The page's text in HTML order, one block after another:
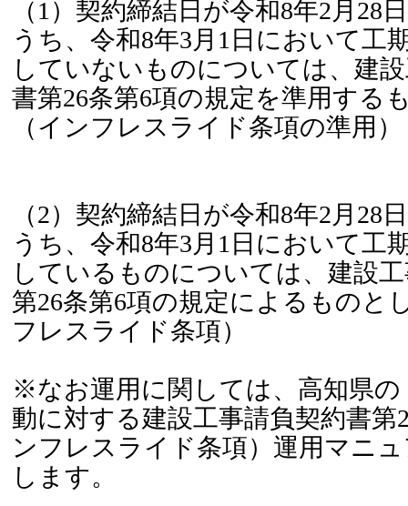
（1）契約締結日が令和8年2月28
うち、令和8年3月1日において工
していないものについては、建
書第26条第6項の規定を準用する
（インフレスライド条項の準用）
（2）契約締結日が令和8年2月28
うち、令和8年3月1日において工
しているものについては、建設
第26条第6項の規定によるものと
フレスライド条項）
※なお運用に関しては、高知県の
動に対する建設工事請負契約書第
ンフレスライド条項）運用マニ
します。